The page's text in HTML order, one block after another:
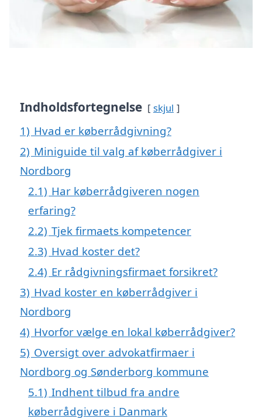
Indholdsfortegnelse skjul
1) Hvad er køberrådgivning?
2) Miniguide til valg af køberrådgiver i
Nordborg
2.1) Har køberrådgiveren nogen
erfaring?
2.2) Tjek firmaets kompetencer
2.3) Hvad koster det?
2.4) Er rådgivningsfirmaet forsikret?
3) Hvad koster en køberrådgiver i
Nordborg
4) Hvorfor vælge en lokal køberrådgiver?
5) Oversigt over advokatfirmaer i
Nordborg og Sønderborg kommune
5.1) Indhent tilbud fra andre
køberrådgivere i Danmark